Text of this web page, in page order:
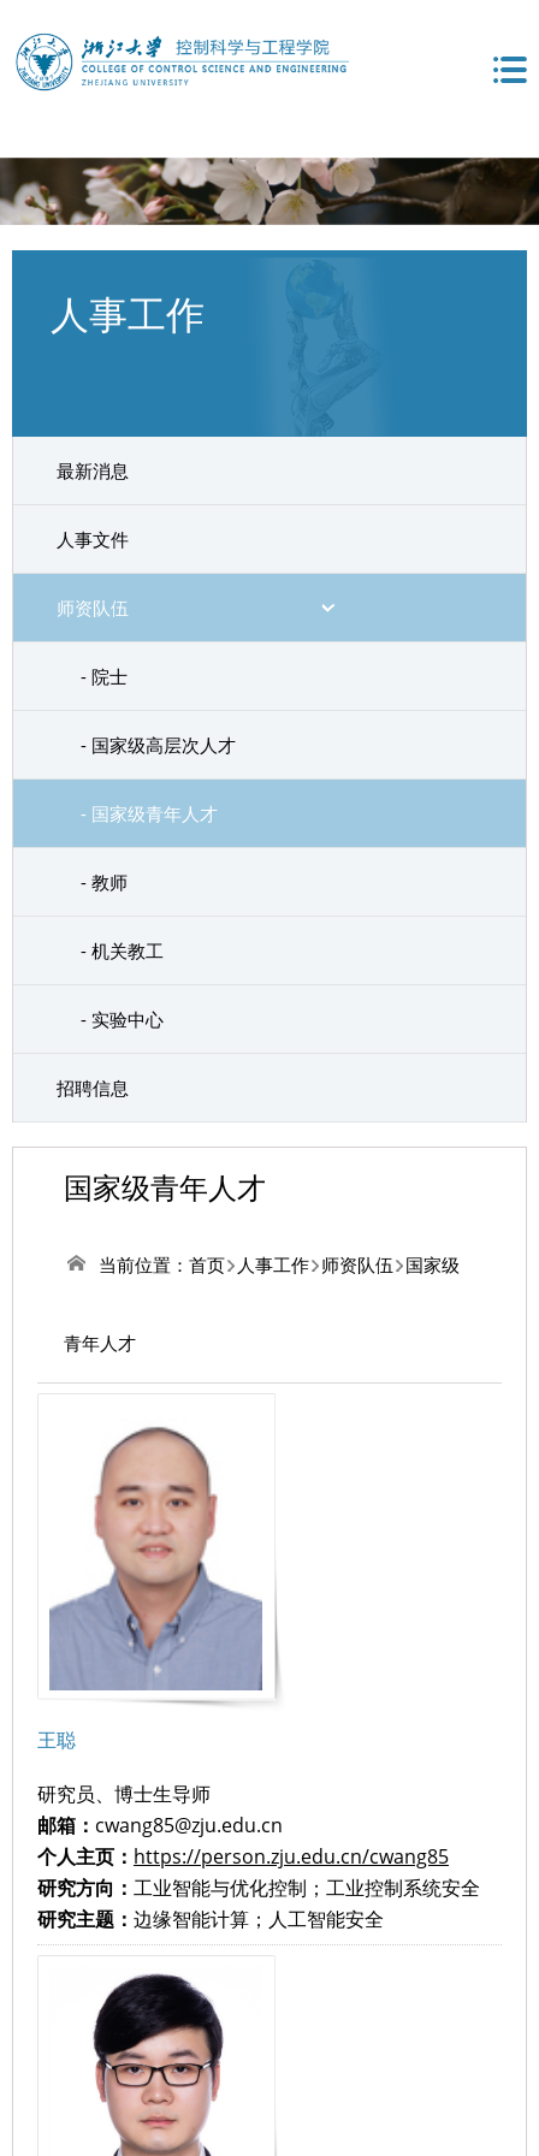
人事工作
最新消息
人事文件
师资队伍
- 院士
- 国家级高层次人才
- 国家级青年人才
- 教师
- 机关教工
- 实验中心
招聘信息
国家级青年人才
当前位置： 首页 人事工作 师资队伍 国家级
青年人才
王聪
研究员、博士生导师
邮箱： cwang85@zju.edu.cn
个人主页： https://person.zju.edu.cn/cwang85
研究方向： 工业智能与优化控制；工业控制系统安全
研究主题： 边缘智能计算；人工智能安全